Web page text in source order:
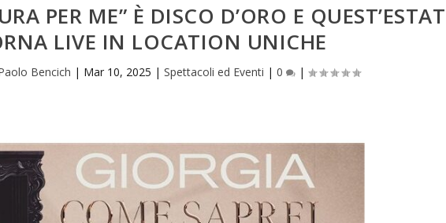
PER ME” È DISCO D’ORO E
LIVE IN LOCATION UNICHE
Bencich | Mar 10, 2025 |Spettacoli ed Eventi |0 |